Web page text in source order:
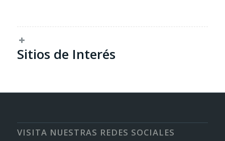
Sitios de Interés
VISITA NUESTRAS REDES SOCIALES